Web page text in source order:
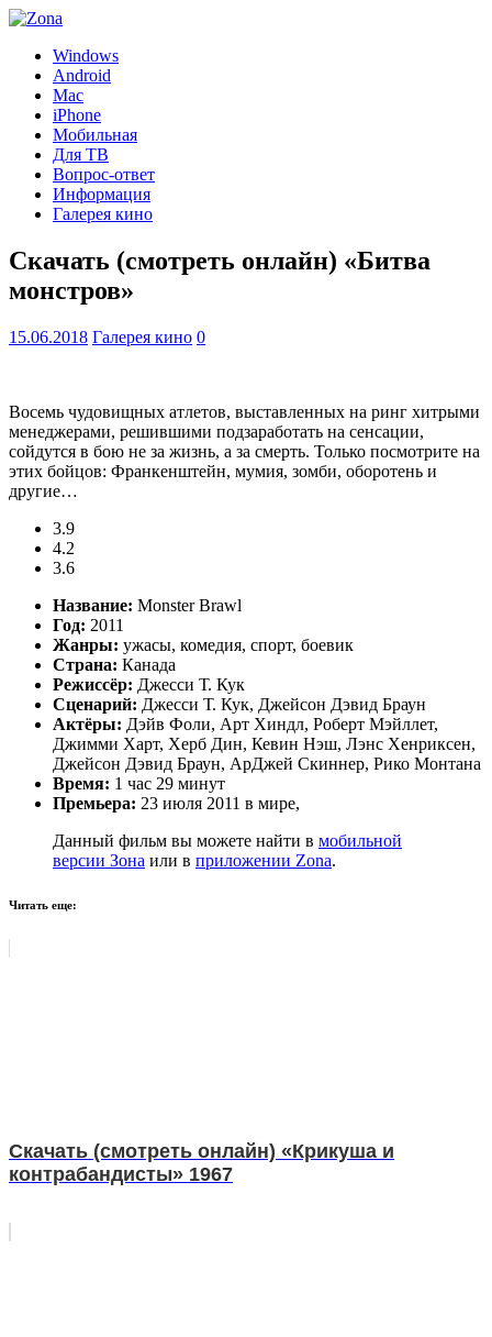
Windows
Android
Mac
iPhone
Мобильная
Для ТВ
Вопрос-ответ
Информация
Галерея кино
Скачать (смотреть онлайн) «Битва
монстров»
15.06.2018 Галерея кино 0
Восемь чудовищных атлетов, выставленных на ринг хитрыми
менеджерами, решившими подзаработать на сенсации,
сойдутся в бою не за жизнь, а за смерть. Только посмотрите на
этих бойцов: Франкенштейн, мумия, зомби, оборотень и
другие…
3.9
4.2
3.6
Название: Monster Brawl
Год: 2011
Жанры: ужасы, комедия, спорт, боевик
Страна: Канада
Режиссёр: Джесси Т. Кук
Сценарий: Джесси Т. Кук, Джейсон Дэвид Браун
Актёры: Дэйв Фоли, Арт Хиндл, Роберт Мэйллет,
Джимми Харт, Херб Дин, Кевин Нэш, Лэнс Хенриксен,
Джейсон Дэвид Браун, АрДжей Скиннер, Рико Монтана
Время: 1 час 29 минут
Премьера: 23 июля 2011 в мире,
Данный фильм вы можете найти в мобильной
версии Зона или в приложении Zona.
Читать еще:
Скачать (смотреть онлайн) «Крикуша и
контрабандисты» 1967